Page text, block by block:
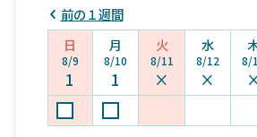
前の１週間
日
8/9
1
月
8/10
1
火
8/11
×
水
8/12
×
8/